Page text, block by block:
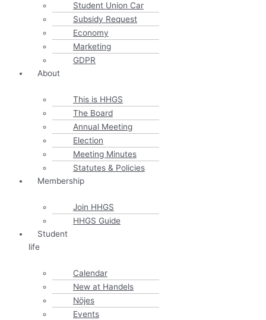
Student Union Car
Subsidy Request
Economy
Marketing
GDPR
About
This is HHGS
The Board
Annual Meeting
Election
Meeting Minutes
Statutes & Policies
Membership
Join HHGS
HHGS Guide
Student
life
Calendar
New at Handels
Nöjes
Events